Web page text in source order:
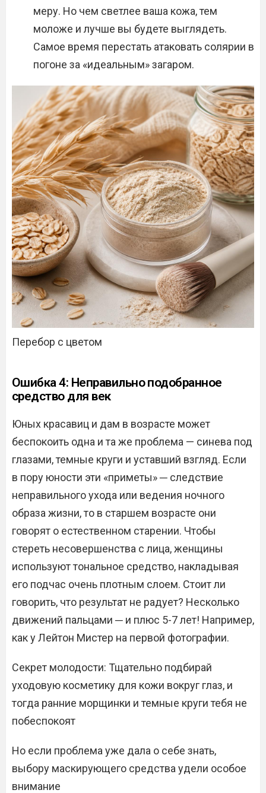
меру. Но чем светлее ваша кожа, тем
моложе и лучше вы будете выглядеть.
Самое время перестать атаковать солярии в
погоне за «идеальным» загаром.
Перебор с цветом
Ошибка 4: Неправильно подобранное
средство для век
Юных красавиц и дам в возрасте может
беспокоить одна и та же проблема — синева под
глазами, темные круги и уставший взгляд. Если
в пору юности эти «приметы» ─ следствие
неправильного ухода или ведения ночного
образа жизни, то в старшем возрасте они
говорят о естественном старении. Чтобы
стереть несовершенства с лица, женщины
используют тональное средство, накладывая
его подчас очень плотным слоем. Стоит ли
говорить, что результат не радует? Несколько
движений пальцами ─ и плюс 5-7 лет! Например,
как у Лейтон Мистер на первой фотографии.
Секрет молодости: Тщательно подбирай
уходовую косметику для кожи вокруг глаз, и
тогда ранние морщинки и темные круги тебя не
побеспокоят
Но если проблема уже дала о себе знать,
выбору маскирующего средства удели особое
внимание